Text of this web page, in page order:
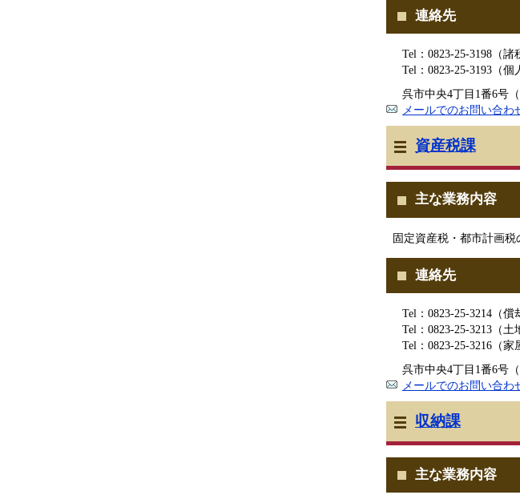
連絡先
Tel：0823-25-3198（諸
Tel：0823-25-3193（個
呉市中央4丁目1番6号
メールでのお問い合わ
資産税課
主な業務内容
固定資産税・都市計画税
連絡先
Tel：0823-25-3214（償
Tel：0823-25-3213（土
Tel：0823-25-3216（家
呉市中央4丁目1番6号
メールでのお問い合わ
収納課
主な業務内容